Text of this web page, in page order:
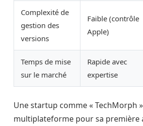
Complexité de
gestion des
versions
Faible (contrôle
Apple)
Temps de mise
sur le marché
Rapide avec
expertise
Une startup comme « TechMorph
multiplateforme pour sa première